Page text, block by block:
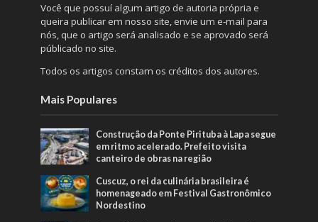
Você que possuí algum artigo de autoria própria e
queira publicar em nosso site, envie um e-mail para
nós, que o artigo será analisado e se aprovado será
públicado no site.
Todos os artigos constam os créditos dos autores.
Mais Populares
Construção da Ponte Pirituba à Lapa segue
em ritmo acelerado. Prefeito visita
canteiro de obras na região
Cuscuz, o rei da culinária brasileira é
homenageado em Festival Gastronômico
Nordestino